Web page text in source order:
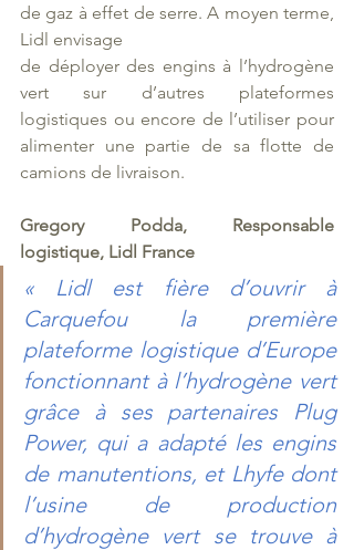
de gaz à effet de serre. A moyen terme,
Lidl envisage
de déployer des engins à l’hydrogène
vert sur d’autres plateformes
logistiques ou encore de l’utiliser pour
alimenter une partie de sa flotte de
camions de livraison.
Gregory Podda, Responsable
logistique, Lidl France
« Lidl est fière d’ouvrir à
Carquefou la première
plateforme logistique d’Europe
fonctionnant à l’hydrogène vert
grâce à ses partenaires Plug
Power, qui a adapté les engins
de manutentions, et Lhyfe dont
l’usine de production
d’hydrogène vert se trouve à